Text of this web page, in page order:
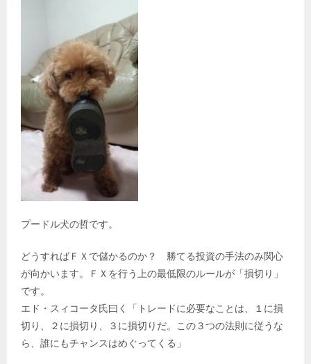
プードル犬の哲です。
どうすればＦＸで儲かるのか？ 勝てる投資の手法のみ関心
が向かいます。ＦＸを行う上の最低限のルールが「損切り」
です。
エド・スィコータ氏曰く「トレードに必要なことは、１に損
切り、２に損切り、３に損切りだ。この３つの法則に従うな
ら、誰にもチャンスはめぐってくる」